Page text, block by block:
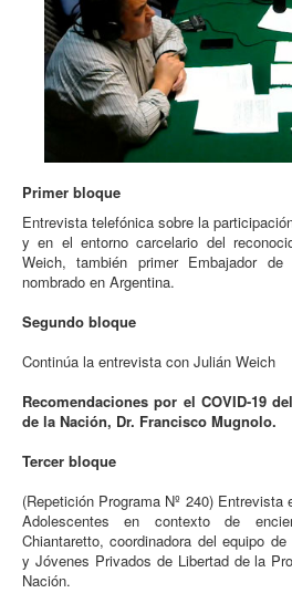
Primer bloque
Entrevista telefónica sobre la
y en el entorno carcelario del
Weich, también primer Embajador
nombrado en Argentina.
Segundo bloque
Continúa la entrevista con Julián Weich
Recomendaciones por el COVID-19
de la Nación, Dr. Francisco Mugnolo.
Tercer bloque
(Repetición Programa Nº 240)
Adolescentes en contexto de
Chiantaretto, coordinadora del equipo
y Jóvenes Privados de Libertad de la
Nación.